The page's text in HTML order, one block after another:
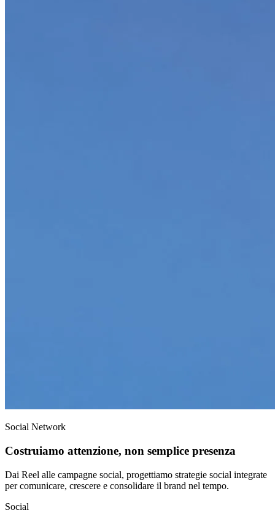
Social Network
Costruiamo attenzione, non semplice presenza
Dai Reel alle campagne social, progettiamo strategie social integrate
per comunicare, crescere e consolidare il brand nel tempo.
Social